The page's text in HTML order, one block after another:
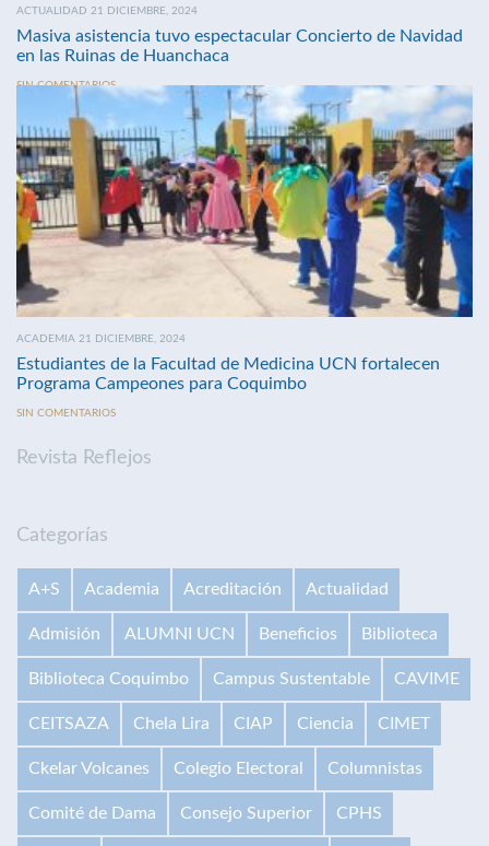
ACTUALIDAD 21 DICIEMBRE, 2024
Masiva asistencia tuvo espectacular Concierto de Navidad
en las Ruinas de Huanchaca
SIN COMENTARIOS
ACADEMIA 21 DICIEMBRE, 2024
Estudiantes de la Facultad de Medicina UCN fortalecen
Programa Campeones para Coquimbo
SIN COMENTARIOS
Revista Reflejos
Categorías
A+S Academia Acreditación Actualidad
Admisión ALUMNI UCN Beneficios Biblioteca
Biblioteca Coquimbo Campus Sustentable CAVIME
CEITSAZA Chela Lira CIAP Ciencia CIMET
Ckelar Volcanes Colegio Electoral Columnistas
Comité de Dama Consejo Superior CPHS